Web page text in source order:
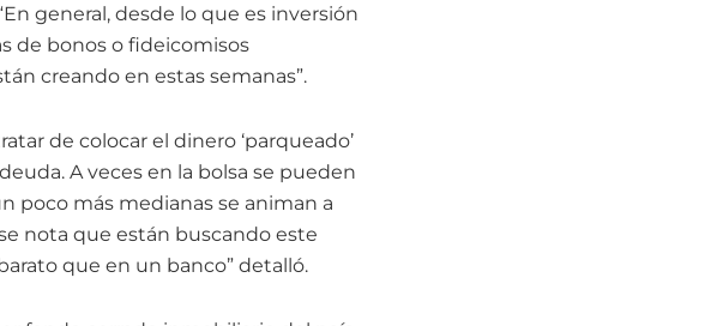
general, desde lo que es inversión
de bonos o fideicomisos
creando en estas semanas”.
de colocar el dinero ‘parqueado’
A veces en la bolsa se pueden
poco más medianas se animan a
nota que están buscando este
que en un banco” detalló.